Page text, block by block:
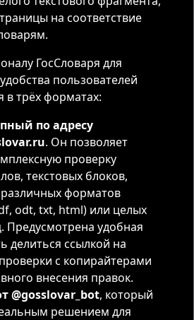
на соответствие
ГосСловаря для
пользователей
в трёх форматах:
по адресу
. Он позволяет
проверку
текстовых блоков,
форматов
odt, txt, html) или целых
Предусмотрена удобная
делиться ссылкой на
с копирайтерами
внесения правок.
@gosslovar_bot, который
решением для